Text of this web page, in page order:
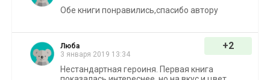
Обе книги понравились,спасибо автору
Люба
3 января 2019 13:34
+2
Нестандартная героиня. Первая книга